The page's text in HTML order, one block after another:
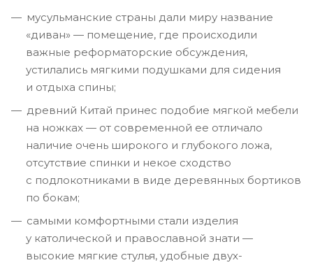
мусульманские страны дали миру название
«диван» — помещение, где происходили
важные реформаторские обсуждения,
устилались мягкими подушками для сидения
и отдыха спины;
древний Китай принес подобие мягкой мебели
на ножках — от современной ее отличало
наличие очень широкого и глубокого ложа,
отсутствие спинки и некое сходство
с подлокотниками в виде деревянных бортиков
по бокам;
самыми комфортными стали изделия
у католической и православной знати —
высокие мягкие стулья, удобные двух-